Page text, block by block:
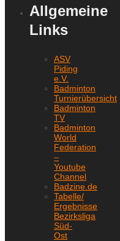
Allgemeine
Links
ASV
Piding
e.V.
Badminton
Turnierübersicht
Badminton
TV
Badminton
World
Federation
–
Youtube
Channel
Badzine.de
Tabelle/
Ergebnisse
Bezirksliga
Süd-
Ost